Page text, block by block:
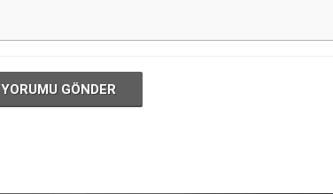
YORUMU GÖNDER